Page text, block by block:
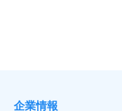
企業情報